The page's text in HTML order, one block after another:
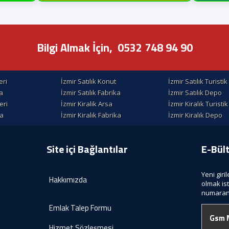
Bilgi Almak İçin, 0532 748 94 90
İzmir Satılık Konut
İzmir Satılık
İzmir Satılık Fabrika
İzmir Satılık Depo
İzmir Kiralik Arsa
İzmir Kiralık
İzmir Kiralık Fabrika İzmir Kiralık Depo
Site içi Bağlantılar
Hakkımızda
Emlak Talep Formu
E-
Yeni
olmak